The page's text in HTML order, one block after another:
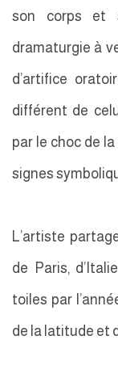
son corps et
dramaturgie à
d’artifice
différent de
par le choc de
signes
L’artiste
de Paris,
toiles par
de la latitude et